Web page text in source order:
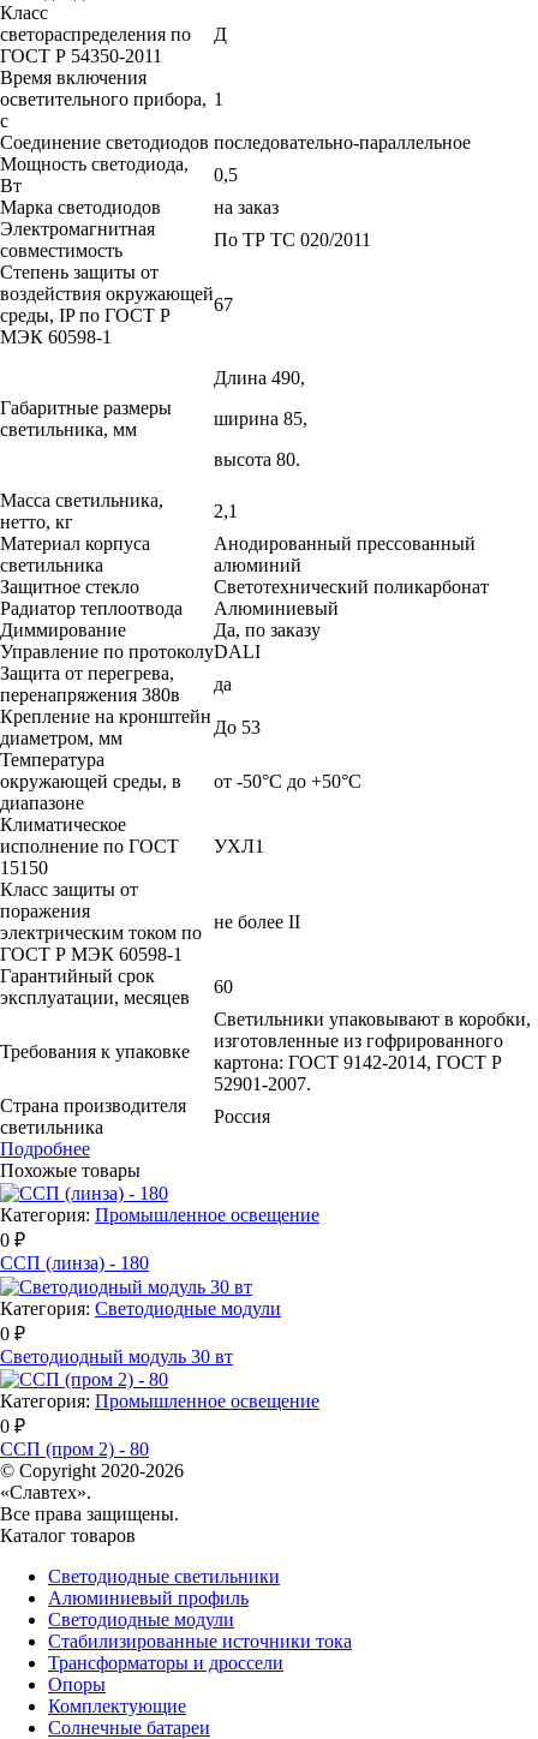
Класс
светораспределения по
ГОСТ Р 54350-2011
Д
Время включения
осветительного прибора,
с
1
Соединение светодиодов последовательно-параллельное
Мощность светодиода,
Вт
0,5
Марка светодиодов
на заказ
Электромагнитная
совместимость
По ТР ТС 020/2011
Степень защиты от
воздействия окружающей
среды, IP по ГОСТ Р
МЭК 60598-1
67
Габаритные размеры
светильника, мм
Длина 490,
ширина 85,
высота 80.
Масса светильника,
нетто, кг
2,1
Материал корпуса
светильника
Анодированный прессованный
алюминий
Защитное стекло
Светотехнический поликарбонат
Радиатор теплоотвода
Алюминиевый
Диммирование
Да, по заказу
Управление по протоколуDALI
Защита от перегрева,
перенапряжения 380в
да
Крепление на кронштейн
диаметром, мм
До 53
Температура
окружающей среды, в
диапазоне
от -50°С до +50°С
Климатическое
исполнение по ГОСТ
15150
УХЛ1
Класс защиты от
поражения
электрическим током по
ГОСТ Р МЭК 60598-1
не более II
Гарантийный срок
эксплуатации, месяцев
60
Требования к упаковке
Светильники упаковывают в коробки,
изготовленные из гофрированного
картона: ГОСТ 9142-2014, ГОСТ Р
52901-2007.
Страна производителя
светильника
Россия
Подробнее
Похожые товары
Категория: Промышленное освещение
0 ₽
ССП (линза) - 180
Категория: Светодиодные модули
0 ₽
Светодиодный модуль 30 вт
Категория: Промышленное освещение
0 ₽
ССП (пром 2) - 80
© Copyright 2020-2026
«Славтех».
Все права защищены.
Каталог товаров
Светодиодные светильники
Алюминиевый профиль
Светодиодные модули
Стабилизированные источники тока
Трансформаторы и дроссели
Опоры
Комплектующие
Солнечные батареи